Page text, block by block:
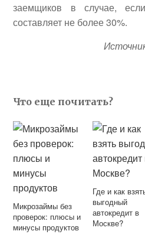
заемщиков в случае,
составляет не более 30%.
Что еще почитать?
Микрозаймы без
проверок: плюсы и
минусы продуктов
Где и как
выгодный
автокредит в
Москве?